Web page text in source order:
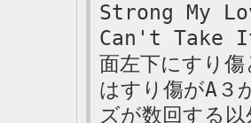
Strong My
Can't Take It
面左下にすり
はすり傷がA３
ズが数回する